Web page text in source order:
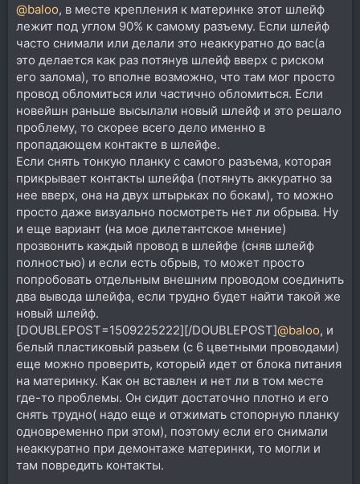
@baloo, в месте крепления к материнке этот шлейф
лежит под углом 90% к самому разъему. Если шлейф
часто снимали или делали это неаккуратно до вас(а
это делается как раз потянув шлейф вверх с риском
его залома), то вполне возможно, что там мог просто
провод обломиться или частично обломиться. Если
новейшн раньше высылали новый шлейф и это решало
проблему, то скорее всего дело именно в
пропадающем контакте в шлейфе.
Если снять тонкую планку с самого разъема, которая
прикрывает контакты шлейфа (потянуть аккуратно за
нее вверх, она на двух штырьках по бокам), то можно
просто даже визуально посмотреть нет ли обрыва. Ну
и еще вариант (на мое дилетантское мнение)
прозвонить каждый провод в шлейфе (сняв шлейф
полностью) и если есть обрыв, то может просто
попробовать отдельным внешним проводом соединить
два вывода шлейфа, если трудно будет найти такой же
новый шлейф.
[DOUBLEPOST=1509225222][/DOUBLEPOST]@baloo, и
белый пластиковый разьем (с 6 цветными проводами)
еще можно проверить, который идет от блока питания
на материнку. Как он вставлен и нет ли в том месте
где-то проблемы. Он сидит достаточно плотно и его
снять трудно( надо еще и отжимать стопорную планку
одновременно при этом), поэтому если его снимали
неаккуратно при демонтаже материнки, то могли и
там повредить контакты.